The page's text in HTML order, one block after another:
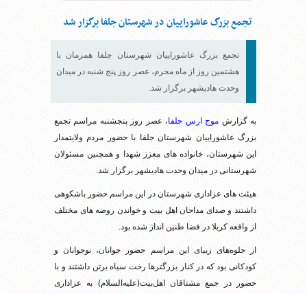
تجمع بزرگ عاشوراییان در شهرستان جلفا برگزار شد
تجمع بزرگ عاشوراییان شهرستان جلفا همزمان با
هشتمین روز از ماه محرم، عصر روز پنج شنبه در میدان
وحدت هادیشهر برگزار شد.
به گزارش موج ارس جلفا، عصر روز پنجشنبه مراسم تجمع
بزرگ عاشوراییان شهرستان جلفا با حضور مردم ولایتمدار
این شهرستان، خانواده های معزز شهدا و همچنین مسئولان
شهرستانی در میدان وحدت هادیشهر برگزار شد.
هیئت های عزاداری شهرستان در این مراسم حضور باشکوهی
داشتند و صدای مداحان اهل بیت و خواندن روضه های مختلف
از واقعه کربلا در فضا طنین انداز شده بود.
از جلوه‌های زیبای این مراسم حضور جوانان، نوجوانان و
کودکانی بود که در کنار بزرگترها رخت سیاه برتن داشتند و با
حضور در جمع مشتاقان اهلبیت(علیه‌السلام) به عزاداری